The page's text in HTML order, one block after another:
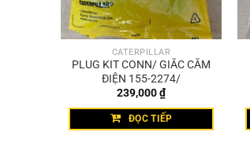
CATERPILLAR
PLUG KIT CONN/ GIẮC CẮM
ĐIỆN 155-2274/
239,000₫
ĐỌC TIẾP